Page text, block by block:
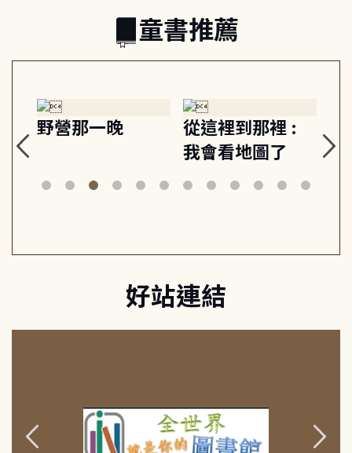
童書推薦
野營那一晚
從這裡到那裡 :
我會看地圖了
美
好站連結